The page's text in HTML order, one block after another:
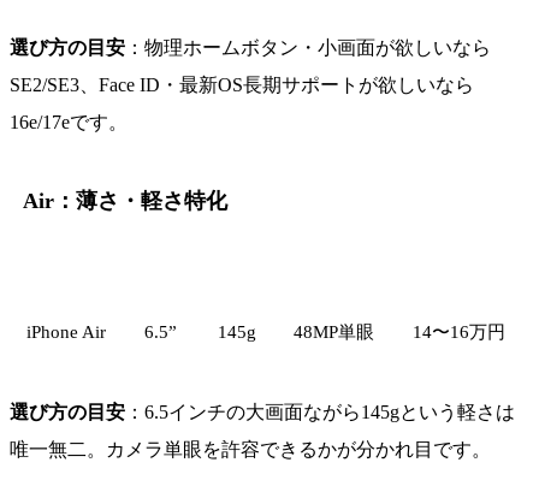
選び方の目安 ：物理ホームボタン・小画面が欲しいなら
SE2/SE3、Face ID・最新OS長期サポートが欲しいなら
16e/17eです。
Air：薄さ・軽さ特化
iPhone Air 6.5” 145g 48MP単眼 14〜16万円
選び方の目安 ：6.5インチの大画面ながら145gという軽さは
唯一無二。カメラ単眼を許容できるかが分かれ目です。